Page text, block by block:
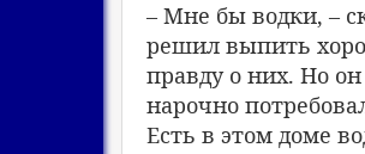
– Мне бы водки, –
решил выпить
правду о них. Но
нарочно
Есть в этом доме